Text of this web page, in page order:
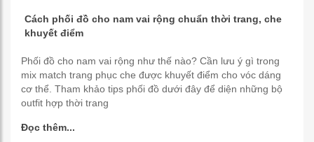
Cách phối đồ cho nam vai rộng chuẩn thời trang, che
khuyết điểm
Phối đồ cho nam vai rộng như thế nào? Cần lưu ý gì trong
mix match trang phục che được khuyết điểm cho vóc dáng
cơ thể. Tham khảo tips phối đồ dưới đây để diện những bộ
outfit hợp thời trang
Đọc thêm...